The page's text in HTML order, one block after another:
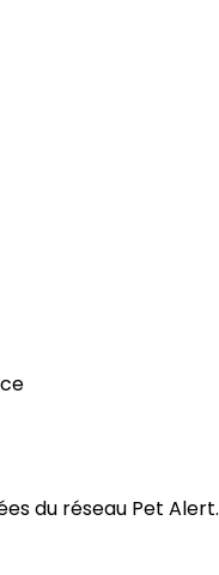
du réseau Pet Alert.